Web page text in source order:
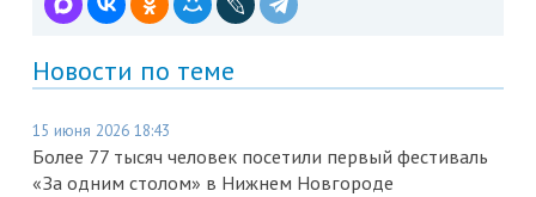
Новости по теме
15 июня 2026 18:43
Более 77 тысяч человек посетили первый фестиваль
«За одним столом» в Нижнем Новгороде